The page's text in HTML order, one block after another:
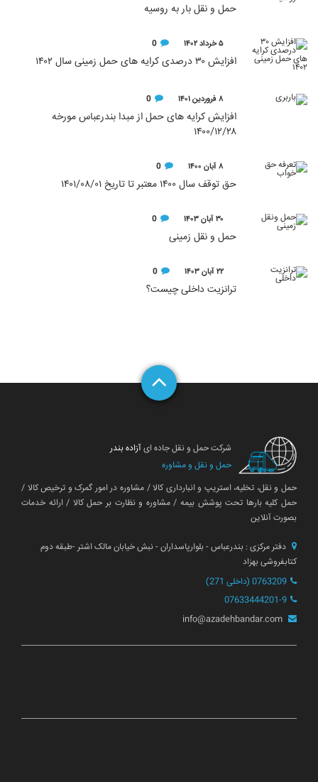
حمل و نقل بار به روسیه
۵ خرداد ۱۴۰۲ 0
افزایش ۳۰ درصدی کرایه های حمل زمینی سال ۱۴۰۲
۸ فروردین ۱۴۰۱ 0
افزایش کرایه های حمل از مبدا بندرعباس مورخه
۱۴۰۰/۱۲/۲۸
۸ آبان ۱۴۰۰ 0
حق توقف سال ۱۴۰۰ معتبر تا تاریخ ۱۴۰۱/۰۸/۰۱
۳۰ آبان ۱۴۰۳ 0
حمل و نقل زمینی
۲۲ آبان ۱۴۰۳ 0
ترانزیت داخلی چیست؟
شرکت حمل و نقل جاده ایآزاده بندر
حمل و نقل و مشاوره
حمل و نقل، تخلیه، استریپ و انبارداری کالا / مشاوره در امور گمرک و ترخیص کالا /
حمل کلیه بارها تحت پوشش بیمه / مشاوره و نظارت بر حمل کالا / ارائه خدمات
بصورت آنلاین
دفتر مرکزی : بندرعباس - بلوارپاسداران - نبش خیابان مالک اشتر -طبقه دوم
کتابفروشی بهزاد
0763209 (داخلی 271)
07633444201-9
info@azadehbandar.com